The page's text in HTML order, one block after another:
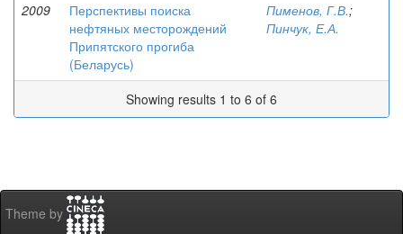
2009
Перспективы поиска
нефтяных месторождений
Припятского прогиба
(Беларусь)
Пименов, Г.В.;
Пинчук, Е.А.
Showing results 1 to 6 of 6
Theme by